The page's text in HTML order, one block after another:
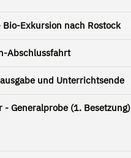
Bio-Exkursion nach Rostock
Abschlussfahrt
und Unterrichtsende
- Generalprobe (1. Besetzung)